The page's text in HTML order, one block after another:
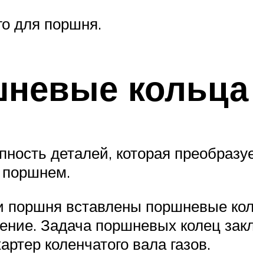
для поршня.
деталей, которая
поршнем.
поршня вставлены поршневые
Задача поршневых колец
коленчатого вала газов.